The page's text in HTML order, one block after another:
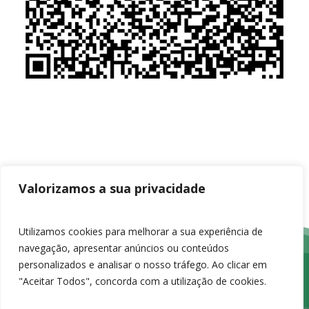
Valorizamos a sua privacidade
Utilizamos cookies para melhorar a sua experiência de
navegação, apresentar anúncios ou conteúdos
personalizados e analisar o nosso tráfego. Ao clicar em
"Aceitar Todos", concorda com a utilização de cookies.